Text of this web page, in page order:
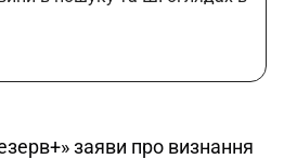
заяви про визнання